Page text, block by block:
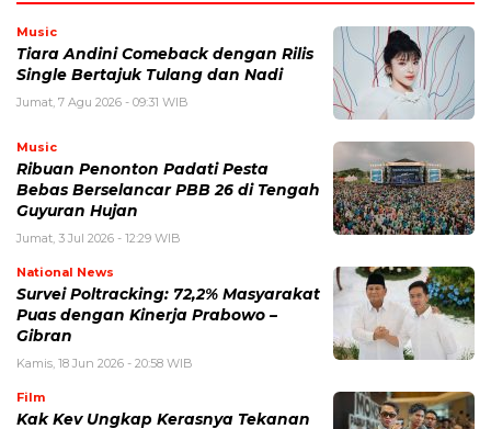
Music
Tiara Andini Comeback dengan Rilis
Single Bertajuk Tulang dan Nadi
Jumat, 7 Agu 2026 - 09:31 WIB
Music
Ribuan Penonton Padati Pesta
Bebas Berselancar PBB 26 di Tengah
Guyuran Hujan
Jumat, 3 Jul 2026 - 12:29 WIB
National News
Survei Poltracking: 72,2% Masyarakat
Puas dengan Kinerja Prabowo –
Gibran
Kamis, 18 Jun 2026 - 20:58 WIB
Film
Kak Kev Ungkap Kerasnya Tekanan